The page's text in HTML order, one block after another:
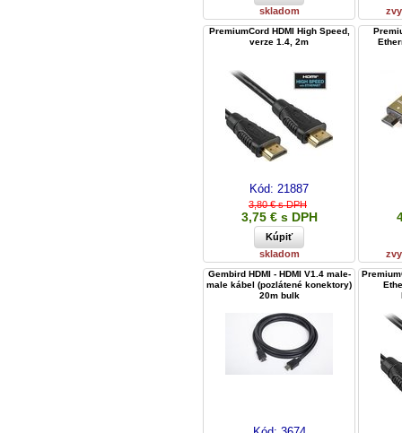
skladom
PremiumCord HDMI High Speed,
verze 1.4, 2m
Kód: 21887
3,80 € s DPH
3,75 € s DPH
skladom
Gembird HDMI - HDMI V1.4 male-
male kábel (pozlátené konektory)
20m bulk